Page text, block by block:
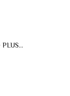
PLUS…